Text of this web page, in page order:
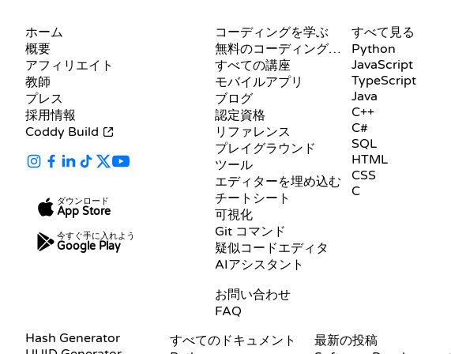
ホーム
概要
アフィリエイト
教師
プレス
採用情報
Coddy Build
ダウンロード
App Store
今すぐ手に入れよう
Google Play
コーディングを学ぶ
無料のコーディングサイト
すべての講座
モバイルアプリ
ブログ
認定資格
リファレンス
プレイグラウンド
ツール
エディターを埋め込む
チートシート
可視化
Git コマンド
疑似コードエディタ
AIアシスタント
お問い合わせ
FAQ
すべて見る
Python
JavaScript
TypeScript
Java
C++
C#
SQL
HTML
CSS
C
Hash Generator
すべてのドキュメント
最新の投稿